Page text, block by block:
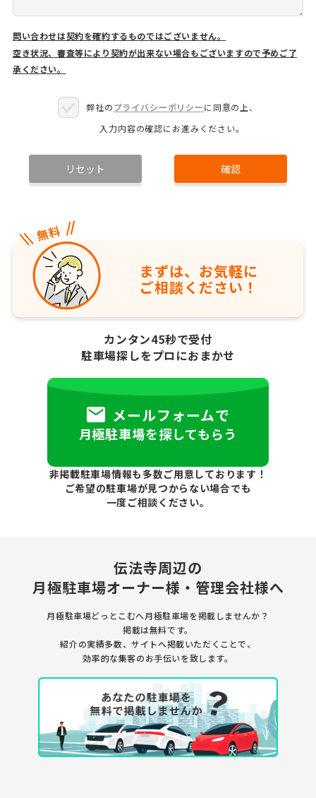
問い合わせは契約を確約するものではございません。
空き状況、審査等により契約が出来ない場合もございますので予めご了
承ください。
弊社のプライバシーポリシーに同意の上、
入力内容の確認にお進みください。
リセット 確認
まずは、お気軽に
ご相談ください！
カンタン45秒で受付
駐車場探しをプロにおまかせ
メールフォームで
月極駐車場を探してもらう
非掲載駐車場情報も多数ご用意しております！
ご希望の駐車場が見つからない場合でも
一度ご相談ください。
伝法寺周辺の
月極駐車場オーナー様・管理会社様へ
月極駐車場どっとこむへ月極駐車場を掲載しませんか？
掲載は無料です。
紹介の実績多数、サイトへ掲載いただくことで、
効率的な集客のお手伝いを致します。